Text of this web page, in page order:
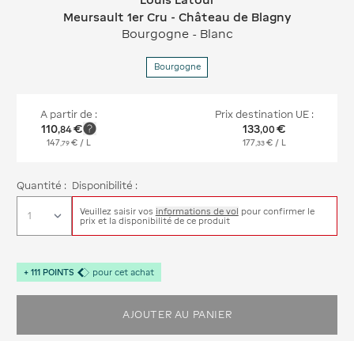
Louis Latour Meursault 1er Cru -
Meursault 1er Cru - Château de Blagny
Bourgogne - Blanc
Bourgogne
A partir de :
110,84€
147 79 € / L
Prix destination UE :
133,00 €
177 33 € / L
Quantité : Disponibilité :
Veuillez saisir vos informations de vol pour confirmer le
prix et la disponibilité de ce produit
+ 111 POINTS pour cet achat
AJOUTER AU PANIER